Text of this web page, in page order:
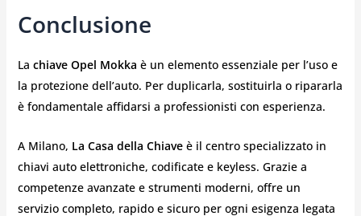
Conclusione
La chiave Opel Mokka è un elemento essenziale per l’uso e
la protezione dell’auto. Per duplicarla, sostituirla o ripararla
è fondamentale affidarsi a professionisti con esperienza.
A Milano, La Casa della Chiaveè il centro specializzato in
chiavi auto elettroniche, codificate e keyless. Grazie a
competenze avanzate e strumenti moderni, offre un
servizio completo, rapido e sicuro per ogni esigenza legata